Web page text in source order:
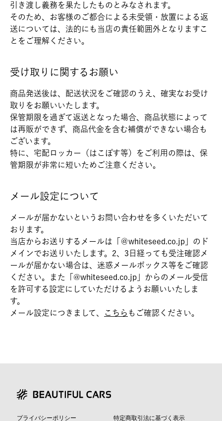
引き渡し義務を果たしたものとみなされます。
そのため、お客様のご都合による未受領・放置による返
送については、法的にも当店の責任範囲外となりますこ
とをご理解ください。
受け取りに関するお願い
商品発送後は、配送状況をご確認のうえ、確実なお受け
取りをお願いいたします。
保管期限を過ぎて返送となった場合、商品状態によって
は再販ができず、商品代金を含む補償ができない場合も
ございます。
特に、宅配ロッカー（はこぽす等）をご利用の際は、保
管期限が非常に短いためご注意ください。
メール設定について
メールが届かないというお問い合わせを多くいただいて
おります。
当店からお送りするメールは「＠whiteseed.co.jp」のド
メインでお送りいたします。2、3日経っても受注確認メ
ールが届かない場合は、迷惑メールボックス等をご確認
ください。また「@whiteseed.co.jp」からのメール受信
を許可する設定にしていただけるようお願いいたしま
す。
メール設定につきまして、
こちら もご確認ください。
プライバシーポリシー 特定商取引法に基づく表示